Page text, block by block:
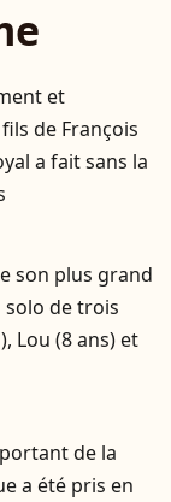
et
de François
a fait sans la
son plus grand
de trois
Lou (8 ans) et
de la
a été pris en